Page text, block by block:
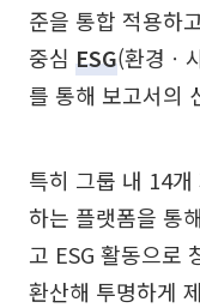
준을 통합 적용하
중심 ESG(환경ㆍ
를 통해 보고서의
특히 그룹 내 14개
하는 플랫폼을 통
고 ESG 활동으로
환산해 투명하게